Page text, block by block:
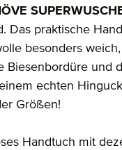
Das praktische
besonders
Biesenbordüre und
echten
Größen!
Handtuch mit